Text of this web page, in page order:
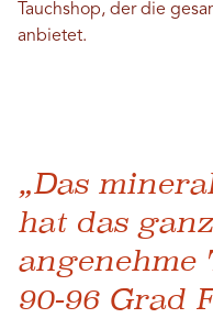
Tauchshop, der die
anbietet.
„Das
hat das
angenehme
90-96 Grad